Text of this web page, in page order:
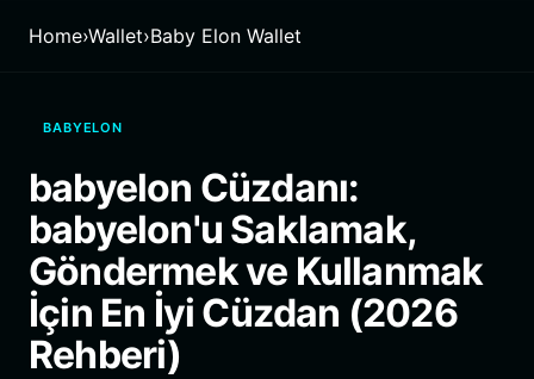
Français
繁體中文
Bahasa Indonesia
ภาษาไทย
Español
Português (Brasil)
Español (Argentina)
Home›Wallet›Baby Elon Wallet
BABYELON
babyelon Cüzdanı:
babyelon'u Saklamak,
Göndermek ve Kullanmak
İçin En İyi Cüzdan (2026
Rehberi)